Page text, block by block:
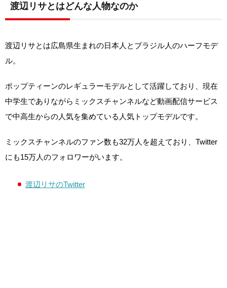
渡辺リサとはどんな人物なのか
渡辺リサとは広島県生まれの日本人とブラジル人のハーフモデ
ル。
ポップティーンのレギュラーモデルとして活躍しており、現在
中学生でありながらミックスチャンネルなど動画配信サービス
で中高生からの人気を集めている人気トップモデルです。
ミックスチャンネルのファン数も32万人を超えており、Twitter
にも15万人のフォロワーがいます。
渡辺リサのTwitter